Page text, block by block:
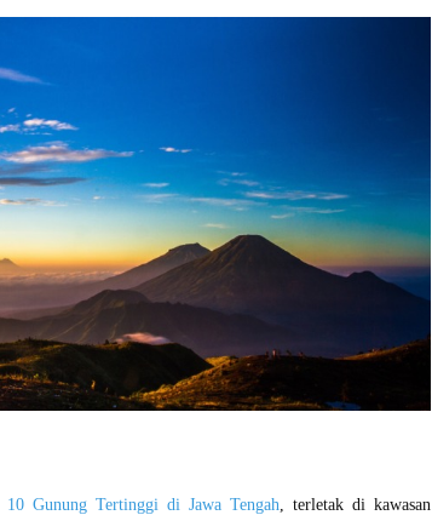
10 Gunung Tertinggi di Jawa Tengah , terletak di kawasan